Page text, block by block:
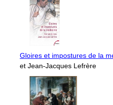
Gloires et impostures de la
et Jean-Jacques Lefrère